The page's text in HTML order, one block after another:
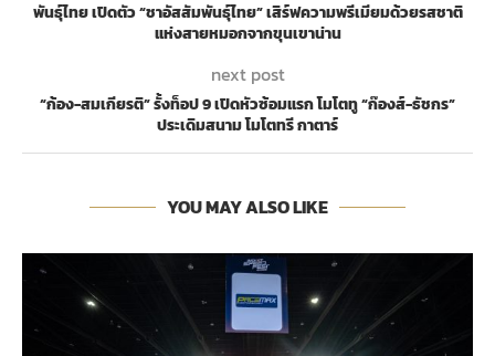
พันธุ์ไทย เปิดตัว “ชาอัสสัมพันธุ์ไทย” เสิร์ฟความพรีเมียมด้วยรสชาติ
แห่งสายหมอกจากขุนเขาน่าน
next post
“ก้อง-สมเกียรติ” รั้งท็อป 9 เปิดหัวซ้อมแรก โมโตทู “ก๊องส์-ธัชกร”
ประเดิมสนาม โมโตทรี กาตาร์
YOU MAY ALSO LIKE